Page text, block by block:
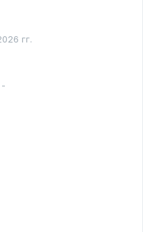
гг.
-